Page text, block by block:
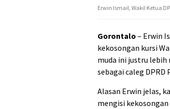
Erwin Ismail, Wakil Ketua
Gorontalo – Erwin
kekosongan kursi
muda ini justru
sebagai caleg
Alasan Erwin jelas,
mengisi